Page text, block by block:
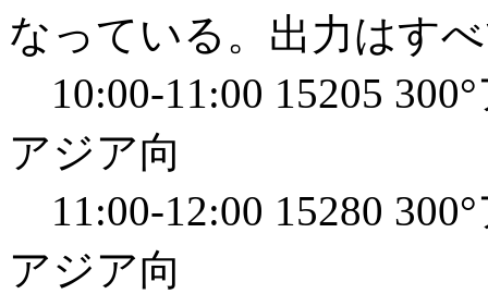
なっている。出力はす
10:00-11:00 15205
アジア向
11:00-12:00 15280
アジア向